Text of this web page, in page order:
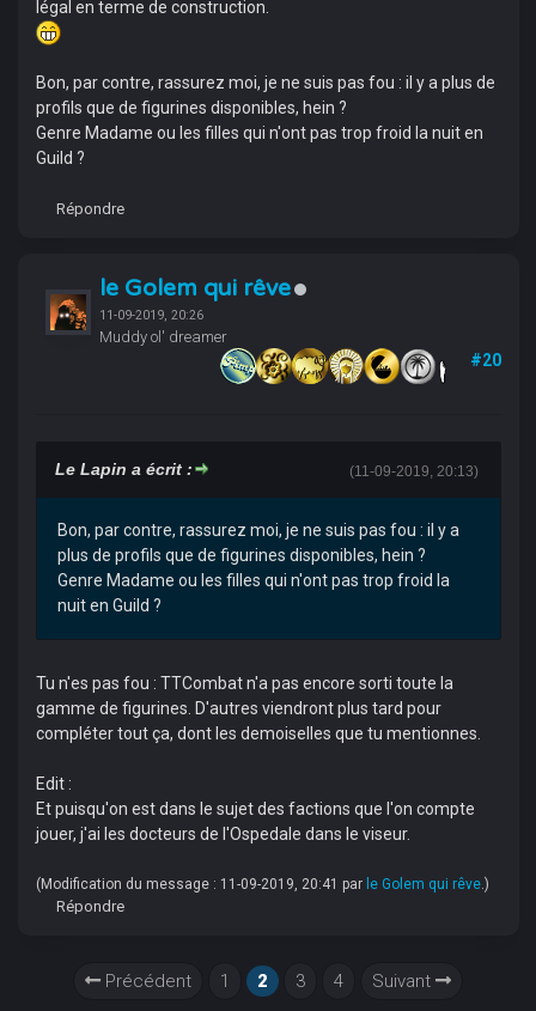
légal en terme de construction.
Bon, par contre, rassurez moi, je ne suis pas fou : il y a plus de
profils que de figurines disponibles, hein ?
Genre Madame ou les filles qui n'ont pas trop froid la nuit en
Guild ?
Répondre
le Golem qui rêve
11-09-2019, 20:26
Muddy ol' dreamer
#20
(11-09-2019, 20:13)
Le Lapin a écrit :
Bon, par contre, rassurez moi, je ne suis pas fou : il y a
plus de profils que de figurines disponibles, hein ?
Genre Madame ou les filles qui n'ont pas trop froid la
nuit en Guild ?
Tu n'es pas fou : TTCombat n'a pas encore sorti toute la
gamme de figurines. D'autres viendront plus tard pour
compléter tout ça, dont les demoiselles que tu mentionnes.
Edit :
Et puisqu'on est dans le sujet des factions que l'on compte
jouer, j'ai les docteurs de l'Ospedale dans le viseur.
(Modification du message : 11-09-2019, 20:41 par le Golem qui rêve.)
Répondre
Précédent 1 2 3 4 Suivant